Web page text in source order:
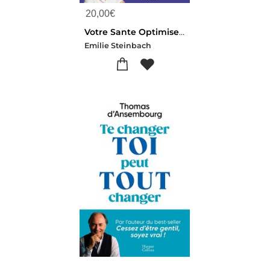
20,00€
Votre Sante Optimisee : Le Protocole Quotidien Qui Va Changer Votre Vie
Emilie Steinbach